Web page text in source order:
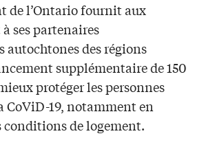
de l’Ontario fournit aux
ses partenaires
des régions
supplémentaire de 150
protéger les personnes
CoViD-19, notamment en
de logement.